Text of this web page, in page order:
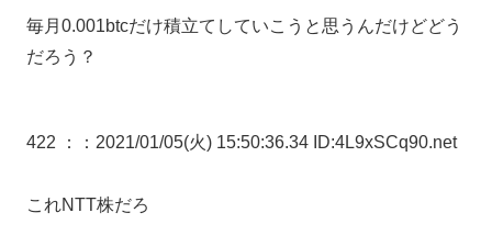
毎月0.001btcだけ積立てしていこうと思うんだけどどう
だろう？
422 ： ：2021/01/05(火) 15:50:36.34 ID:4L9xSCq90.net
これNTT株だろ